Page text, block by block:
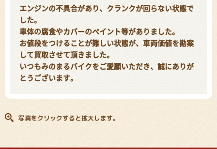
エンジンの不具合があり、クランクが回らない状態で
した。
車体の腐食やカバーのペイント等がありました。
お値段をつけることが難しい状態が、車両価値を勘案
して買取させて頂きました。
いつもみのまるバイクをご愛顧いただき、誠にありが
とうございます。
写真をクリックすると拡大します。